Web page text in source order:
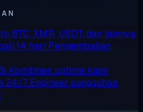
BTC, XMR, USDT, dan lainnya
14 hari Pengembalian
Komitmen uptime kami
24/7 Engineer sungguhan,